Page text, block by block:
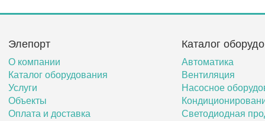
Элепорт
О компании
Каталог оборудования
Услуги
Объекты
Оплата и доставка
Каталог
Автоматика
Вентиляция
Насосное
Светодиодная